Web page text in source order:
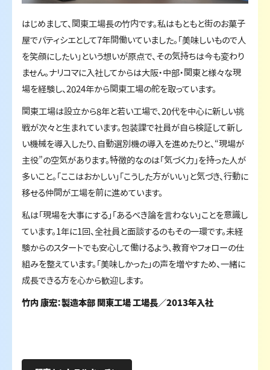
はじめまして、関東工場長の竹内です。私はもともと街のお菓子
屋でパティシエとして7年間働いていました。「美味しいもので人
を笑顔にしたい」という想いが原点で、その気持ちは今も変わり
ません。ナリコマに入社してからは大阪・中部・関東と様々な現
場を経験し、2024年から関東工場の舵を取っています。
関東工場は設立から8年と若い工場で、20代を中心に新しい挑
戦が次々と生まれています。包装課で社員が自ら検証して新し
い機械を導入したり、自動選別機の導入を進めたりと、“現場が
主役”の空気があります。特徴的なのは「気づく力」を持った人が
多いこと。「ここはおかしい」「こうした方がいい」と気づき、行動に
移せる仲間が工場を前に進めています。
私は「現場を大事にする」「あるべき論を言わない」ことを意識し
ています。1年に1回、全社員と面談するのもその一環です。未経
験からのスタートでも安心して働けるよう、教育やフォローの仕
組みを整えています。「美味しかった」の声を増やすため、一緒に
成長できる方を心から歓迎します。
竹内 康宏：製造本部 関東工場 工場長／2013年入社